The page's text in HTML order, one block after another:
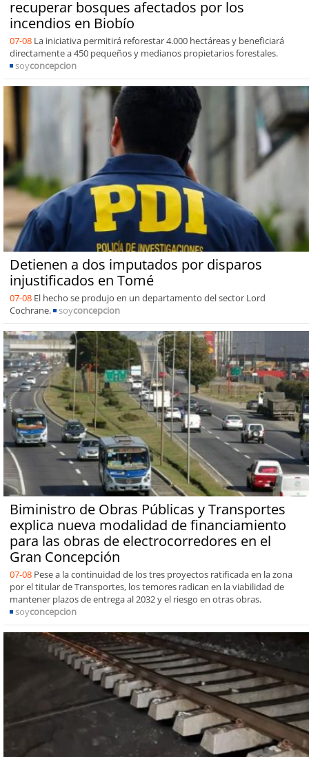
recuperar bosques afectados por los
incendios en Biobío
07-08 La iniciativa permitirá reforestar 4.000 hectáreas y beneficiará
directamente a 450 pequeños y medianos propietarios forestales.
soyconcepcion
Detienen a dos imputados por disparos
injustificados en Tomé
07-08 El hecho se produjo en un departamento del sector Lord
Cochrane.
soyconcepcion
Biministro de Obras Públicas y Transportes
explica nueva modalidad de financiamiento
para las obras de electrocorredores en el
Gran Concepción
07-08 Pese a la continuidad de los tres proyectos ratificada en la zona
por el titular de Transportes, los temores radican en la viabilidad de
mantener plazos de entrega al 2032 y el riesgo en otras obras.
soyconcepcion